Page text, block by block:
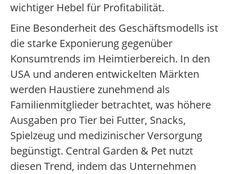
wichtiger Hebel für Profitabilität.
Eine Besonderheit des Geschäftsmodells ist
die starke Exponierung gegenüber
Konsumtrends im Heimtierbereich. In den
USA und anderen entwickelten Märkten
werden Haustiere zunehmend als
Familienmitglieder betrachtet, was höhere
Ausgaben pro Tier bei Futter, Snacks,
Spielzeug und medizinischer Versorgung
begünstigt. Central Garden & Pet nutzt
diesen Trend, indem das Unternehmen